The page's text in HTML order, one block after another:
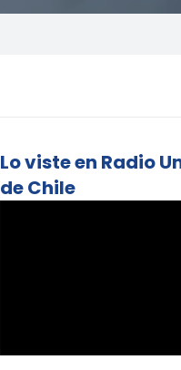
Lo viste en Radio
de Chile